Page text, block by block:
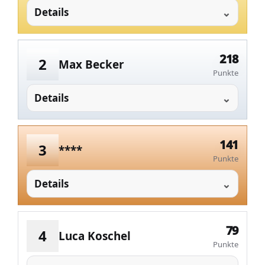
Details
2 Max Becker 218
Punkte
Details
3 **** 141
Punkte
Details
4 Luca Koschel 79
Punkte